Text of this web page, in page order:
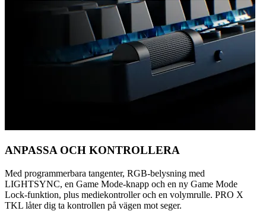
ANPASSA OCH KONTROLLERA
Med programmerbara tangenter, RGB-belysning med
LIGHTSYNC, en Game Mode-knapp och en ny Game Mode
Lock-funktion, plus mediekontroller och en volymrulle. PRO X
TKL låter dig ta kontrollen på vägen mot seger.